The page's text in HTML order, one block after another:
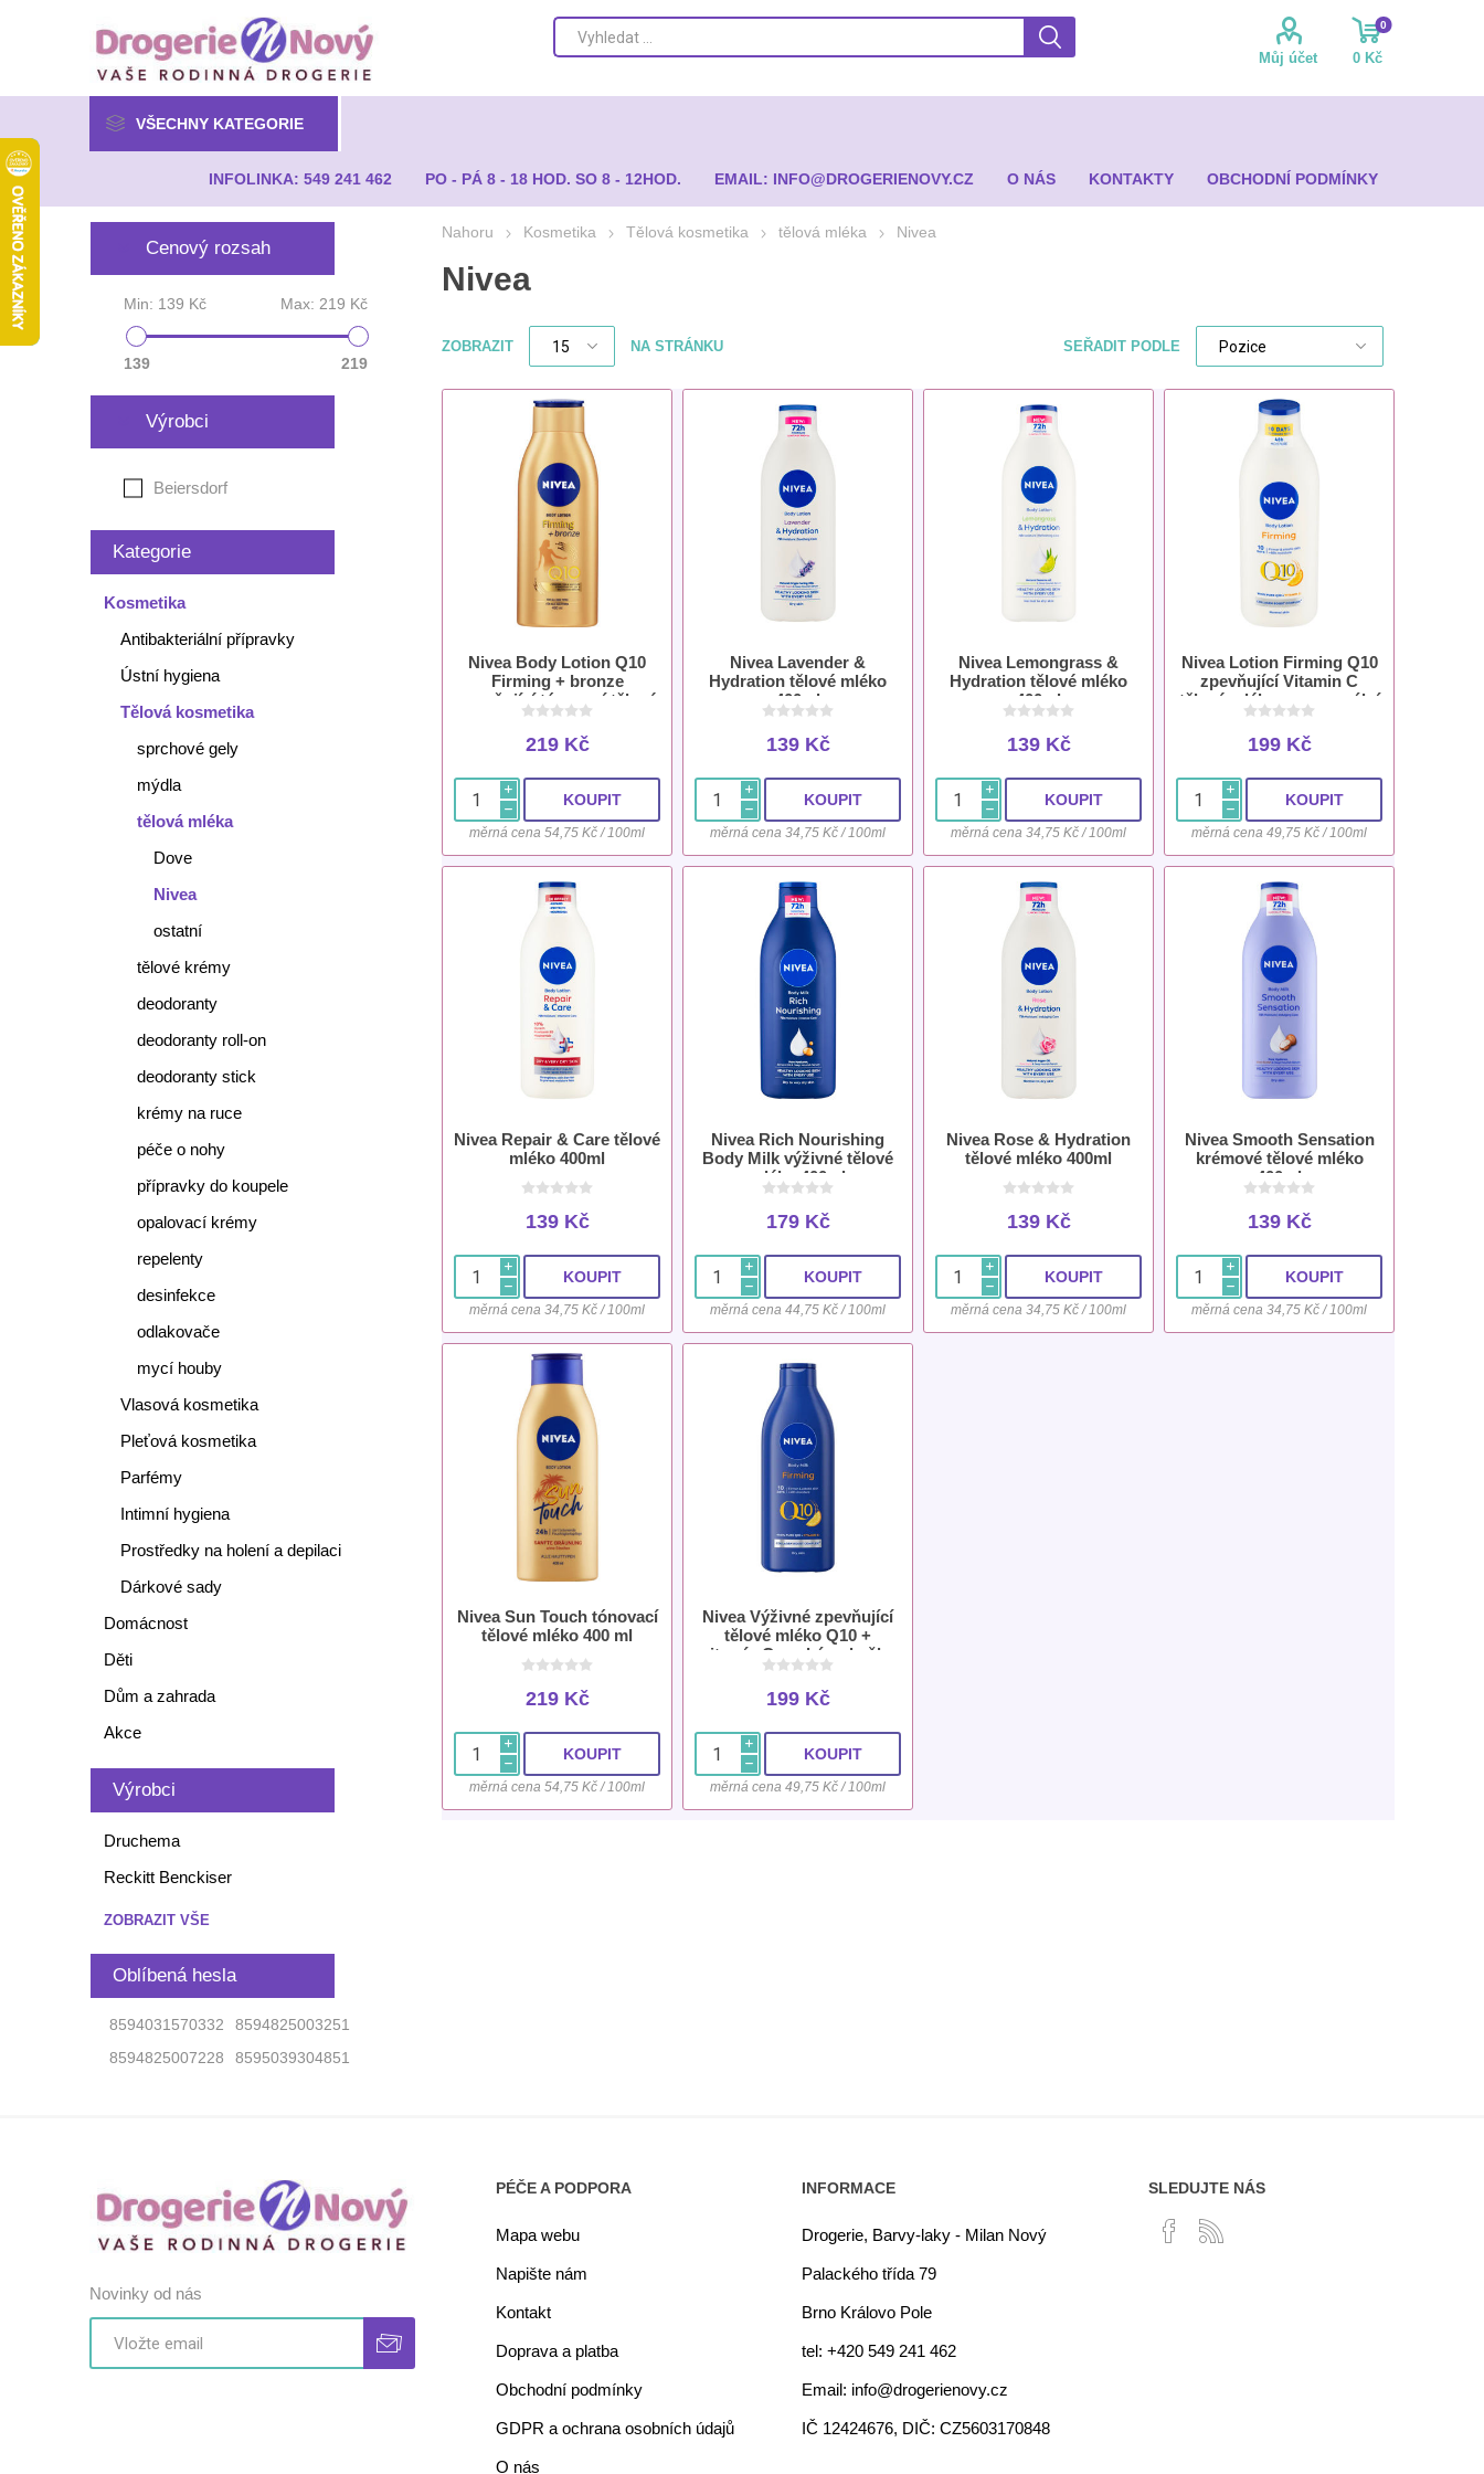
Můj účet
0
0 Kč
VŠECHNY KATEGORIE
INFOLINKA: 549 241 462 PO - PÁ 8 - 18 HOD. SO 8 - 12HOD. EMAIL: INFO@DROGERIENOVY.CZ O NÁS KONTAKTY OBCHODNÍ PODMÍNKY
Nahoru Kosmetika Tělová kosmetika tělová mléka Nivea
Nivea
SEŘADIT PODLE
ZOBRAZIT NA STRÁNKU
Nivea Body Lotion Q10
Firming + bronze
zpevňující tónovací tělové
mléko 400 ml
219 Kč
i
h
měrná cena 54,75 Kč / 100ml
Nivea Lavender &
Hydration tělové mléko
400ml
139 Kč
i
h
měrná cena 34,75 Kč / 100ml
Nivea Lemongrass &
Hydration tělové mléko
400ml
139 Kč
i
h
měrná cena 34,75 Kč / 100ml
Nivea Lotion Firming Q10
zpevňující Vitamin C
tělové mléko pro normální
pokožku 400 ml
199 Kč
i
h
měrná cena 49,75 Kč / 100ml
Nivea Repair & Care tělové
mléko 400ml
139 Kč
i
h
měrná cena 34,75 Kč / 100ml
Nivea Rich Nourishing
Body Milk výživné tělové
mléko 400ml
179 Kč
i
h
měrná cena 44,75 Kč / 100ml
Nivea Rose & Hydration
tělové mléko 400ml
139 Kč
i
h
měrná cena 34,75 Kč / 100ml
Nivea Smooth Sensation
krémové tělové mléko
400ml
139 Kč
i
h
měrná cena 34,75 Kč / 100ml
Nivea Sun Touch tónovací
tělové mléko 400 ml
219 Kč
i
h
měrná cena 54,75 Kč / 100ml
Nivea Výživné zpevňující
tělové mléko Q10 +
vitamín C suchá pokožka
400 ml
199 Kč
i
h
měrná cena 49,75 Kč / 100ml
Cenový rozsah
Min: 139 Kč Max: 219 Kč
139 219
Výrobci
Beiersdorf
Kategorie
Kosmetika
Antibakteriální přípravky
Ústní hygiena
Tělová kosmetika
sprchové gely
mýdla
tělová mléka
Dove
Nivea
ostatní
tělové krémy
deodoranty
deodoranty roll-on
deodoranty stick
krémy na ruce
péče o nohy
přípravky do koupele
opalovací krémy
repelenty
desinfekce
odlakovače
mycí houby
Vlasová kosmetika
Pleťová kosmetika
Parfémy
Intimní hygiena
Prostředky na holení a depilaci
Dárkové sady
Domácnost
Děti
Dům a zahrada
Akce
Výrobci
Druchema
Reckitt Benckiser
ZOBRAZIT VŠE
Oblíbená hesla
8594031570332
8594825003251
8594825007228
8595039304851
Novinky od nás
PÉČE A PODPORA
Mapa webu
Napište nám
Kontakt
Doprava a platba
Obchodní podmínky
GDPR a ochrana osobních údajů
O nás
INFORMACE
Drogerie, Barvy-laky - Milan Nový
Palackého třída 79
Brno Královo Pole
tel: +420 549 241 462
Email: info@drogerienovy.cz
IČ 12424676, DIČ: CZ5603170848
SLEDUJTE NÁS